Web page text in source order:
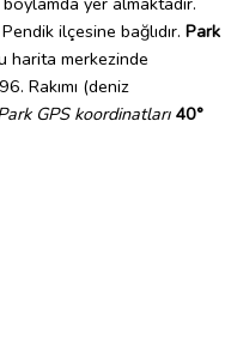
ilçesine bağlıdır. Park
harita merkezinde
Rakımı (deniz
GPS koordinatları 40°